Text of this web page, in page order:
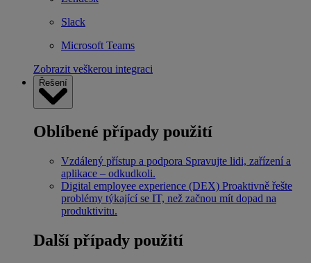
Slack
Microsoft Teams
Zobrazit veškerou integraci
Řešení
Oblíbené případy použití
Vzdálený přístup a podpora Spravujte lidi, zařízení a
aplikace – odkudkoli.
Digital employee experience (DEX) Proaktivně řešte
problémy týkající se IT, než začnou mít dopad na
produktivitu.
Další případy použití